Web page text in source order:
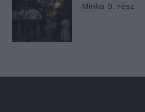
Minka 9. rész